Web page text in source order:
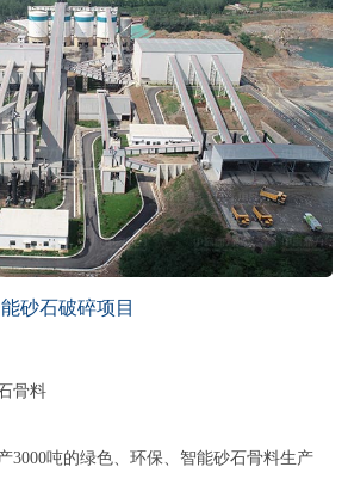
砂石破碎项目
骨料
3000吨的绿色、环保、智能砂石骨料生产